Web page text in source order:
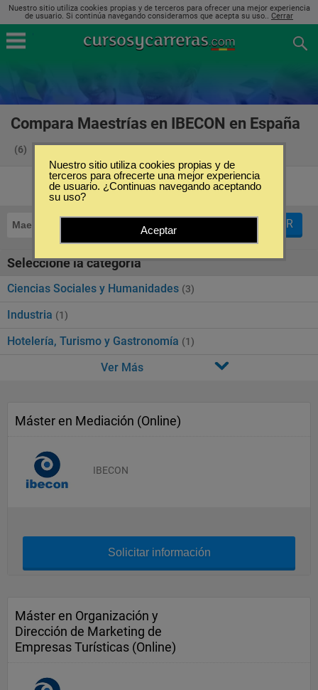
Nuestro sitio utiliza cookies propias y de terceros para ofrecer una mejor experiencia
de usuario. Si continúa navegando consideramos que acepta su uso.. Cerrar
Compara Maestrías en IBECON en España
(6)
Maestrías FILTRAR
Seleccione la categoría
Ciencias Sociales y Humanidades (3)
Industria (1)
Hotelería, Turismo y Gastronomía (1)
Ver Más
Máster en Mediación (Online)
IBECON
Solicitar información
Máster en Organización y
Dirección de Marketing de
Empresas Turísticas (Online)
Nuestro sitio utiliza cookies propias y de
terceros para ofrecerte una mejor experiencia
de usuario. ¿Continuas navegando aceptando
su uso?
Aceptar